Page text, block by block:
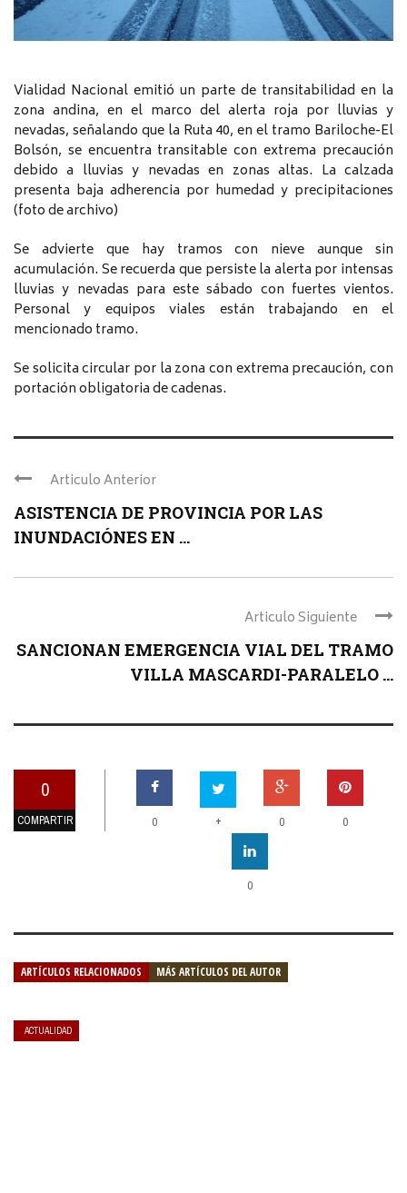
Vialidad Nacional emitió un parte de transitabilidad en la
zona andina, en el marco del alerta roja por lluvias y
nevadas, señalando que la Ruta 40, en el tramo Bariloche-El
Bolsón, se encuentra transitable con extrema precaución
debido a lluvias y nevadas en zonas altas. La calzada
presenta baja adherencia por humedad y precipitaciones
(foto de archivo)
Se advierte que hay tramos con nieve aunque sin
acumulación. Se recuerda que persiste la alerta por intensas
lluvias y nevadas para este sábado con fuertes vientos.
Personal y equipos viales están trabajando en el
mencionado tramo.
Se solicita circular por la zona con extrema precaución, con
portación obligatoria de cadenas.
Articulo Anterior
ASISTENCIA DE PROVINCIA POR LAS
INUNDACIÓNES EN ...
Articulo Siguiente
SANCIONAN EMERGENCIA VIAL DEL TRAMO
VILLA MASCARDI-PARALELO ...
0
COMPARTIR 0 + 0 0
0
ARTÍCULOS RELACIONADOS MÁS ARTÍCULOS DEL AUTOR
ACTUALIDAD